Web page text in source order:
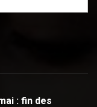
: fin des